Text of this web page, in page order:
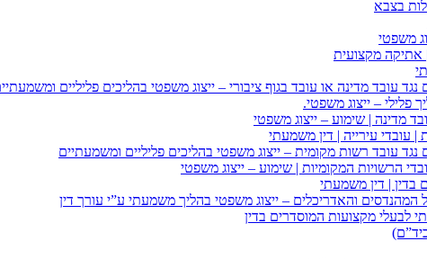
בצבא
משפטי
| אתיקה מקצועית
עובד מדינה או עובד בגוף ציבורי – ייצוג משפטי בהליכים פליליים
פלילי – ייצוג משפטי.
מדינה | שימוע – ייצוג משפטי
| עובדי עירייה | דין משמעתי
עובד רשות מקומית – ייצוג משפטי בהליכים פליליים ומשמעתיים
הרשויות המקומיות | שימוע – ייצוג משפטי
בדין | דין משמעתי
והאדריכלים – ייצוג משפטי בהליך משמעתי ע”י עורך דין
לבעלי מקצועות המוסדרים בדין